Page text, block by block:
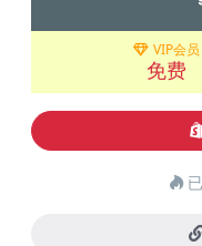
VIP会员
免费